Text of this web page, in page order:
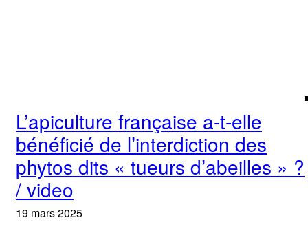
L’apiculture française a-t-elle
bénéficié de l’interdiction des
phytos dits « tueurs d’abeilles » ?
/ video
19 mars 2025